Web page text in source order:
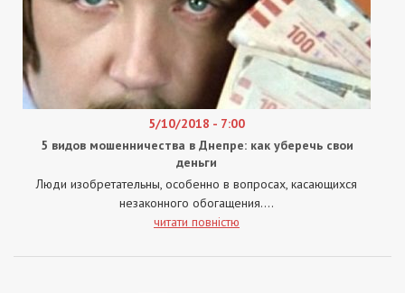
5/10/2018 - 7:00
5 видов мошенничества в Днепре: как уберечь свои
деньги
Люди изобретательны, особенно в вопросах, касающихся
незаконного обогащения....
читати повністю